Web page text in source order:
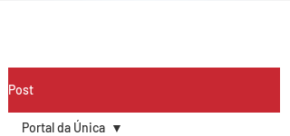
Post
Portal da Única